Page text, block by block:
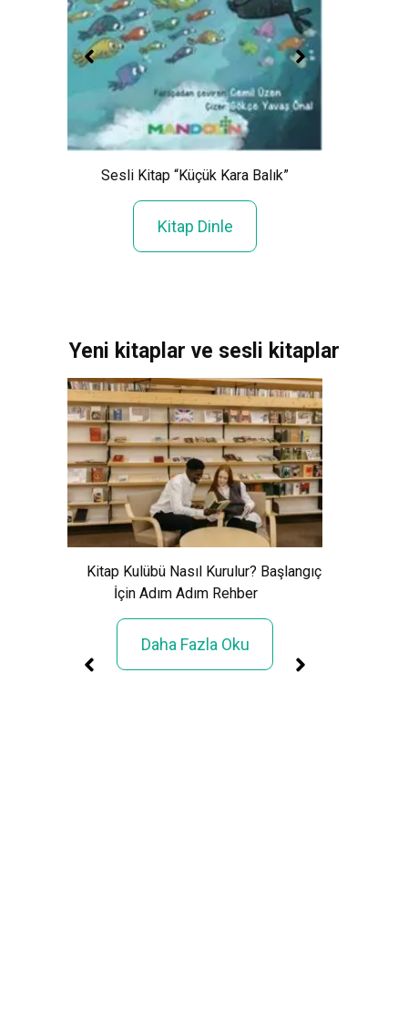
Sesli Kitap “Küçük Kara Balık”
Kitap Dinle
Yeni kitaplar ve sesli kitaplar
Kitap Kulübü Nasıl Kurulur? Başlangıç
İçin Adım Adım Rehber
Daha Fazla Oku